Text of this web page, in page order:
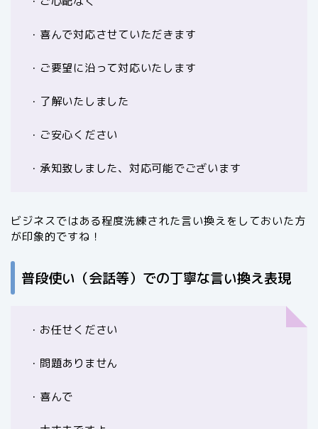
・喜んで対応させていただきます
・ご要望に沿って対応いたします
・了解いたしました
・ご安心ください
・承知致しました、対応可能でございます
ビジネスではある程度洗練された言い換えをしておいた方
が印象的ですね！
普段使い（会話等）での丁寧な言い換え表現
・お任せください
・問題ありません
・喜んで